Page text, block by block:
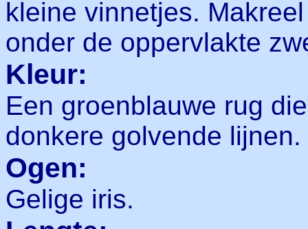
kleine vinnetjes.
onder de oppervlakte
Kleur:
Een groenblauwe rug
donkere golvende
Ogen:
Gelige iris.